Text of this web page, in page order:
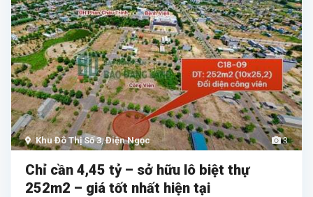
3
Khu Đô Thị Số 3,Điện Ngọc
Chỉ cần 4,45 tỷ – sở hữu lô biệt thự
252m2 – giá tốt nhất hiện tại